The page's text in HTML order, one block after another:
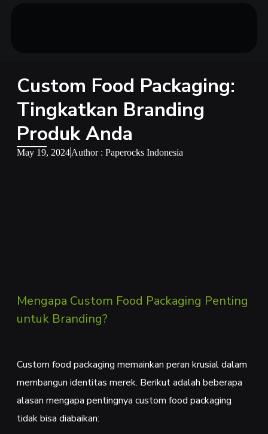
Custom Food Packaging:
Tingkatkan Branding
Produk Anda
May 19, 2024Author : Paperocks Indonesia
Mengapa Custom Food Packaging Penting
untuk Branding?
Custom food packaging memainkan peran krusial dalam
membangun identitas merek. Berikut adalah beberapa
alasan mengapa pentingnya custom food packaging
tidak bisa diabaikan: